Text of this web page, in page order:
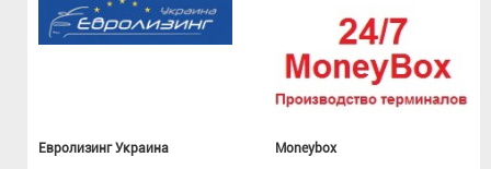
Евролизинг Украина Moneybox